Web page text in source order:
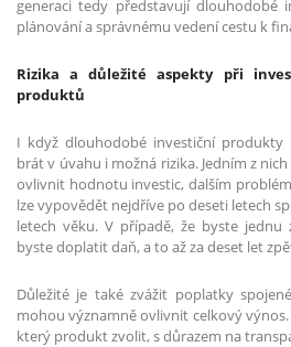
generaci tedy představují dlouhodobé
plánování a správnému vedení cestu k
Rizika a důležité aspekty při
produktů
I když dlouhodobé investiční
brát v úvahu i možná rizika. Jedním z
ovlivnit hodnotu investic, dalším
lze vypovědět nejdříve po deseti letech
letech věku. V případě, že byste
byste doplatit daň, a to až za deset let
Důležité je také zvážit poplatky
mohou významně ovlivnit celkový
který produkt zvolit, s důrazem na